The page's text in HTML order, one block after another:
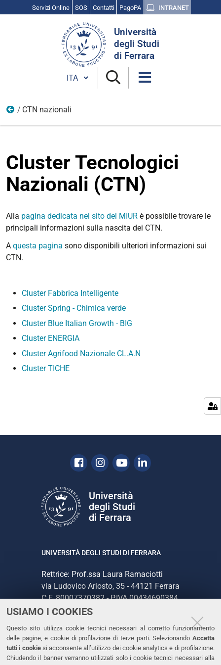
USIAMO I COOKIES
Questo sito utilizza cookie tecnici necessari al corretto funzionamento
delle pagine, e cookie di profilazione di terze parti. Selezionando Accetta
tutti i cookiesi acconsente all’utilizzo dei cookie analytics e di profilazione.
Chiudendo il banner verranno utilizzati solo i cookie tecnici necessari alla
Servizi Online SOS Contatti PagoPA INTRANET
Università
degli Studi
di Ferrara
Cambia lingua
Partenariati e reti di ricerca
CTN nazionali
Cluster Tecnologici
Nazionali (CTN)
Alla pagina dedicata nel sito del MIUR è possibile trovare le
principali informazioni sulla nascita dei CTN.
A questa pagina sono disponibili ulteriori informazioni sui
CTN.
Cluster Fabbrica Intelligente
Cluster Spring - Chimica verde
Cluster Blue Italian Growth - BIG
Cluster ENERGIA
Cluster Agrifood Nazionale CL.A.N
Cluster TICHE
Facebook
Instagram
YoutubeLinkedin
Università
degli Studi
di Ferrara
UNIVERSITÀ DEGLI STUDI DI FERRARA
Rettrice: Prof.ssa Laura Ramaciotti
via Ludovico Ariosto, 35 - 44121 Ferrara
C.F. 80007370382 - P.IVA 00434690384
CONTATTI
Tel. +39 0532 293111
Fax. +39 0532 293031